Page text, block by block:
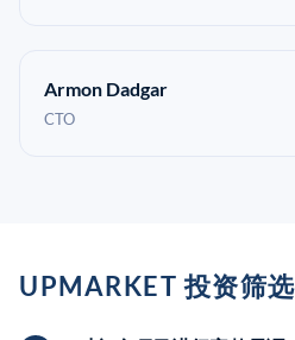
Armon Dadgar
CTO
UPMARKET 投资筛